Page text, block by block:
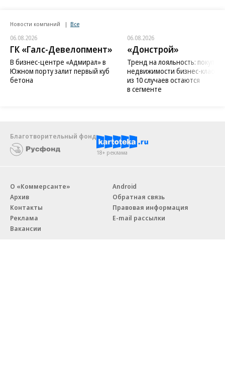
Новости компаний Все
06.08.2026
ГК «Галс-Девелопмент»
В бизнес-центре «Адмирал» в
Южном порту залит первый куб
бетона
06.08.2026
«Донстрой»
Тренд на лояльность:
недвижимости бизнес-класса
из 10 случаев остаются
в сегменте
Благотворительный фонд
18+ реклама
О «Коммерсанте»
Архив
Контакты
Реклама
Вакансии
Android
Обратная связь
Правовая информация
E-mail рассылки